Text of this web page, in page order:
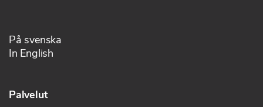
På svenska
In English
Palvelut